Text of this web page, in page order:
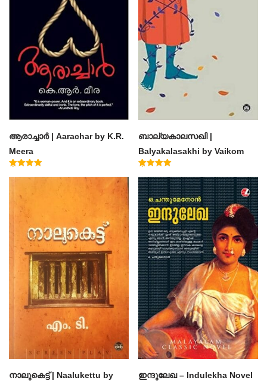
ആരാച്ചാര്‍ | Aarachar by K.R.
Meera
ബാല്യകാലസഖി |
Balyakalasakhi by Vaikom
Muhammad Basheer
4.60
out of 5
നാലുകെട്ട് | Naalukettu by
ഇന്ദുലേഖ – Indulekha Novel